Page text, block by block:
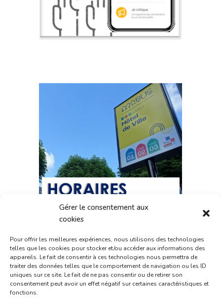
Gérer le consentement aux
cookies
Pour offrir les meilleures expériences, nous utilisons des technologies
telles que les cookies pour stocker et/ou accéder aux informations des
appareils. Le fait de consentir à ces technologies nous permettra de
traiter des données telles que le comportement de navigation ou les ID
uniques sur ce site. Le fait de ne pas consentir ou de retirer son
consentement peut avoir un effet négatif sur certaines caractéristiques et
fonctions.